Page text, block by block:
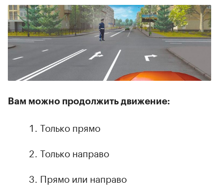
Вам можно продолжить движение:
Только прямо
Только направо
Прямо или направо